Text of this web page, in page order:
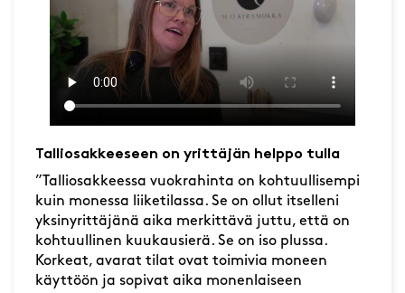
Talliosakkeeseen on yrittäjän helppo tulla
”Talliosakkeessa vuokrahinta on kohtuullisempi
kuin monessa liiketilassa. Se on ollut itselleni
yksinyrittäjänä aika merkittävä juttu, että on
kohtuullinen kuukausierä. Se on iso plussa.
Korkeat, avarat tilat ovat toimivia moneen
käyttöön ja sopivat aika monenlaiseen